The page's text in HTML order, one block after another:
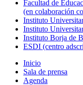
Facultad de
(en colaboración
Instituto
Instituto
Instituto Borja de
ESDI (centro
Inicio
Sala de prensa
Agenda